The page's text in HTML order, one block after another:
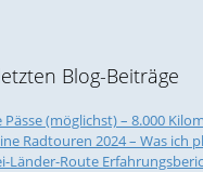
Blog-Beiträge
Pässe (möglichst) – 8.000
Radtouren 2024 – Was ich
Länder-Route